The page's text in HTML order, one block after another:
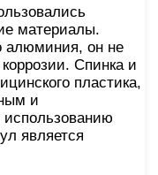
материалы.
алюминия, он не
Спинка и
пластика,
и
использованию
является